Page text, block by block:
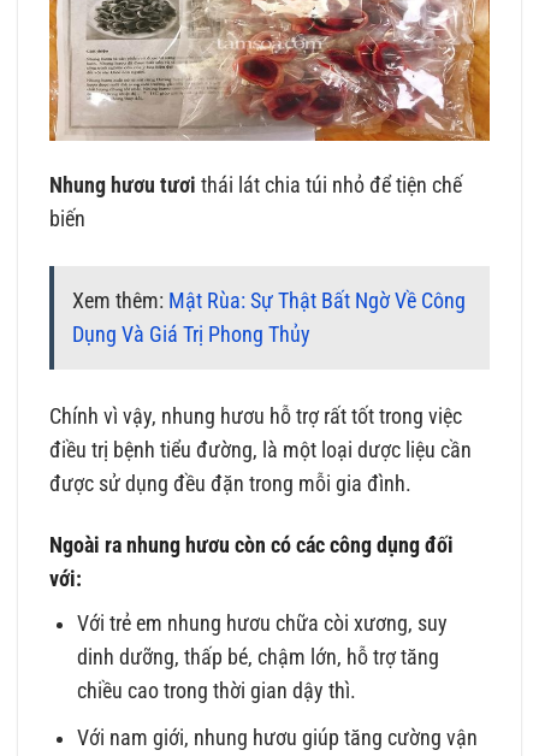
Nhung hươu tươithái lát chia túi nhỏ để tiện chế
biến
Xem thêm: Mật Rùa: Sự Thật Bất Ngờ Về Công
Dụng Và Giá Trị Phong Thủy
Chính vì vậy, nhung hươu hỗ trợ rất tốt trong việc
điều trị bệnh tiểu đường, là một loại dược liệu cần
được sử dụng đều đặn trong mỗi gia đình.
Ngoài ra nhung hươu còn có các công dụng đối
với:
Với trẻ em nhung hươu chữa còi xương, suy
dinh dưỡng, thấp bé, chậm lớn, hỗ trợ tăng
chiều cao trong thời gian dậy thì.
Với nam giới, nhung hươu giúp tăng cường vận